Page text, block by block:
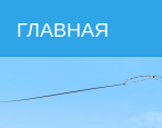
ГЛАВНАЯ